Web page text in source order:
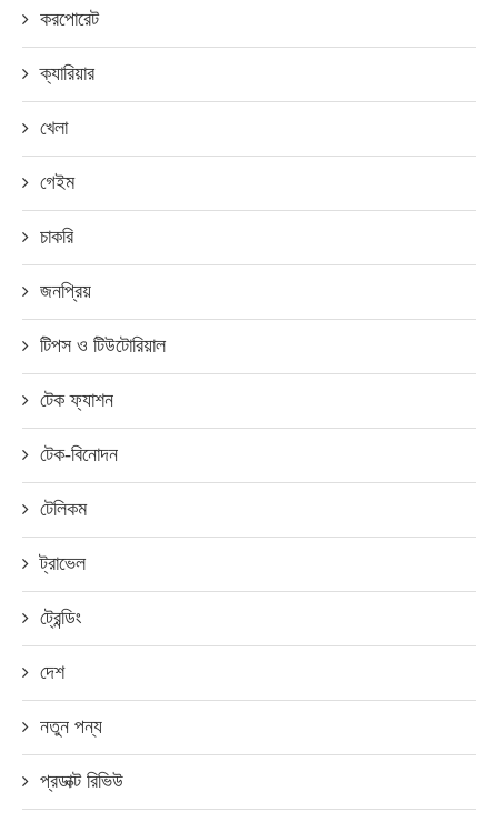
করপোরেট
ক্যারিয়ার
খেলা
গেইম
চাকরি
জনপ্রিয়
টিপস ও টিউটোরিয়াল
টেক ফ্যাশন
টেক-বিনোদন
টেলিকম
ট্রাভেল
ট্রেন্ডিং
দেশ
নতুন পন্য
প্রডাক্ট রিভিউ